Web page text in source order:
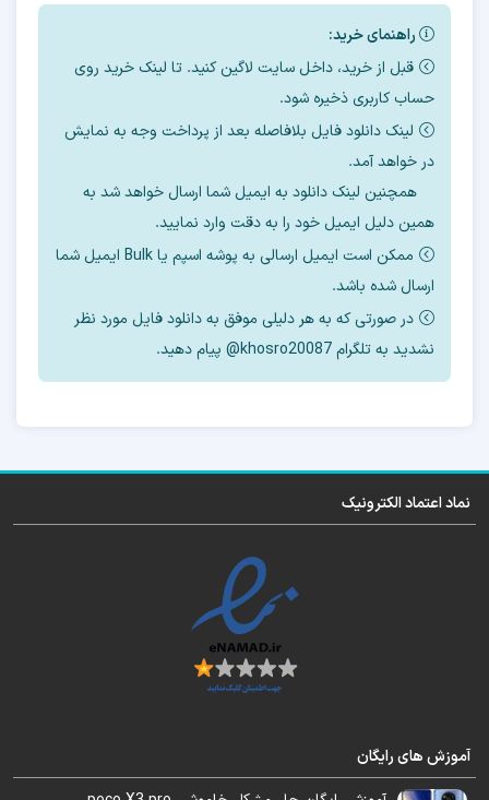
گوشی و امکان کار با آن نیاز به بایپس آیفون و
حذف آیکلود و یا دور زدن اپل آیدی خود دارید.
برای انجام این کار ابزار های مختلفی وجود دارد،
که در اینجاHFZرا خدمتتان معرفی میکنیم.
با ابزارiHello HFZ Premium رویویندوز و مک
میتوانید آیکلود را حذف کنید.
در ورژن جدید مدل های زیر در
با آنتن بایپس میشوند.
– iPhone 11
– iPhon 11 Pro
– iPad (9th generation)
راهنمای خرید:
قبل از خرید، داخل سایت لاگین کنید. تا لینک خرید روی
حساب کاربری ذخیره شود.
لینک دانلود فایل بلافاصله بعد از پرداخت وجه به نمایش
در خواهد آمد.
همچنین لینک دانلود به ایمیل شما ارسال خواهد شد به
همین دلیل ایمیل خود را به دقت وارد نمایید.
ممکن است ایمیل ارسالی به پوشه اسپم یا Bulk ایمیل شما
ارسال شده باشد.
در صورتی که به هر دلیلی موفق به دانلود فایل مورد نظر
نشدید به تلگرام khosro20087@ پیام دهید.
نماد اعتماد الکترونیک
آموزش های رایگان